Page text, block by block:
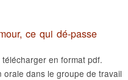
ce qui dé-passe
télécharger en format pdf.
orale dans le groupe de travail